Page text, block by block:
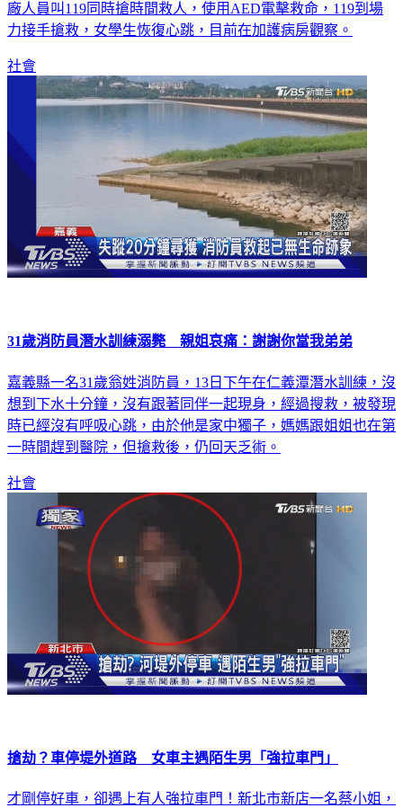
廠人員叫119同時搶時間救人，使用AED電擊救命，119到場
力接手搶救，女學生恢復心跳，目前在加護病房觀察。
社會
31歲消防員潛水訓練溺斃 親姐哀痛：謝謝你當我弟弟
嘉義縣一名31歲翁姓消防員，13日下午在仁義潭潛水訓練，沒
想到下水十分鐘，沒有跟著同伴一起現身，經過搜救，被發現
時已經沒有呼吸心跳，由於他是家中獨子，媽媽跟姐姐也在第
一時間趕到醫院，但搶救後，仍回天乏術。
社會
搶劫？車停堤外道路 女車主遇陌生男「強拉車門」
才剛停好車，卻遇上有人強拉車門！新北市新店一名蔡小姐，